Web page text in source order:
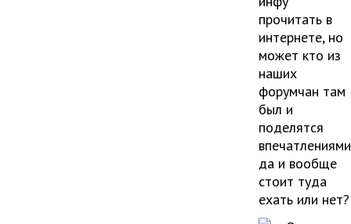
прочитать в
интернете, но
может кто из
наших
форумчан там
был и
поделятся
да и вообще
стоит туда
ехать или нет?